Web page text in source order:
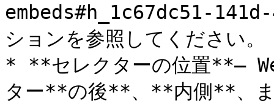
embeds#h_1c67dc51-
ションを参照してください。
* **セレクターの位置**–
ター**の後**、**内側**、